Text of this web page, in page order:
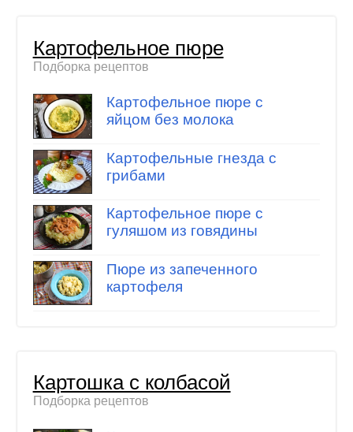
Картофельное пюре
Подборка рецептов
Картофельное пюре с
яйцом без молока
Картофельные гнезда с
грибами
Картофельное пюре с
гуляшом из говядины
Пюре из запеченного
картофеля
Картошка с колбасой
Подборка рецептов